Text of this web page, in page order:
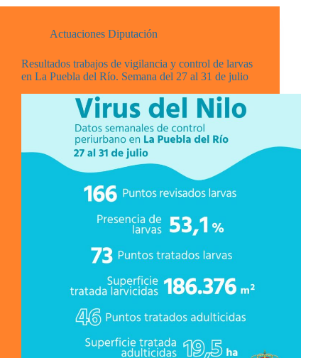
Actuaciones Diputación
Resultados trabajos de vigilancia y control de larvas
en La Puebla del Río. Semana del 27 al 31 de julio